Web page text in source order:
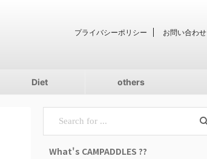
プライバシーポリシー お問い合わせ
Diet others
What's CAMPADDLES ??